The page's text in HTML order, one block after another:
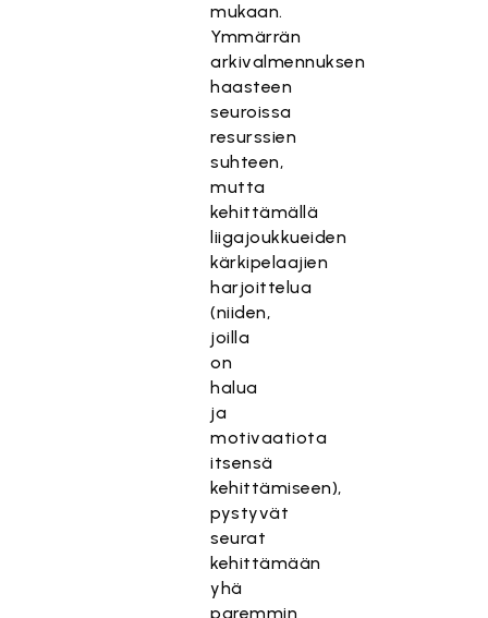
mukaan.
Ymmärrän
arkivalmennuksen
haasteen
seuroissa
resurssien
suhteen,
mutta
kehittämällä
liigajoukkueiden
kärkipelaajien
harjoittelua
(niiden,
joilla
on
halua
ja
motivaatiota
itsensä
kehittämiseen),
pystyvät
seurat
kehittämään
yhä
paremmin